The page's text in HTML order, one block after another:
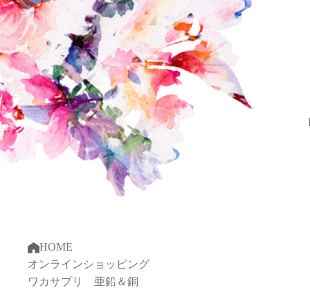
HOME
オンラインショッピング
ワカサプリ 亜鉛＆銅